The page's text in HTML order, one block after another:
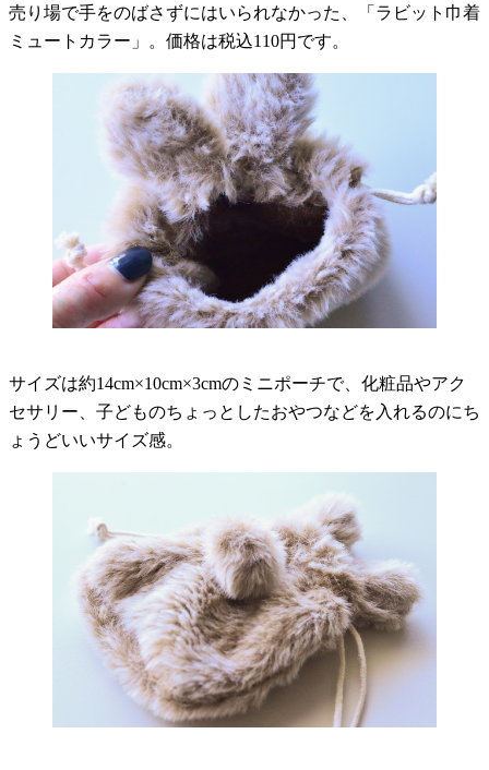
売り場で手をのばさずにはいられなかった、「ラビット巾着
ミュートカラー」。価格は税込110円です。
サイズは約14cm×10cm×3cmのミニポーチで、化粧品やアク
セサリー、子どものちょっとしたおやつなどを入れるのにち
ょうどいいサイズ感。